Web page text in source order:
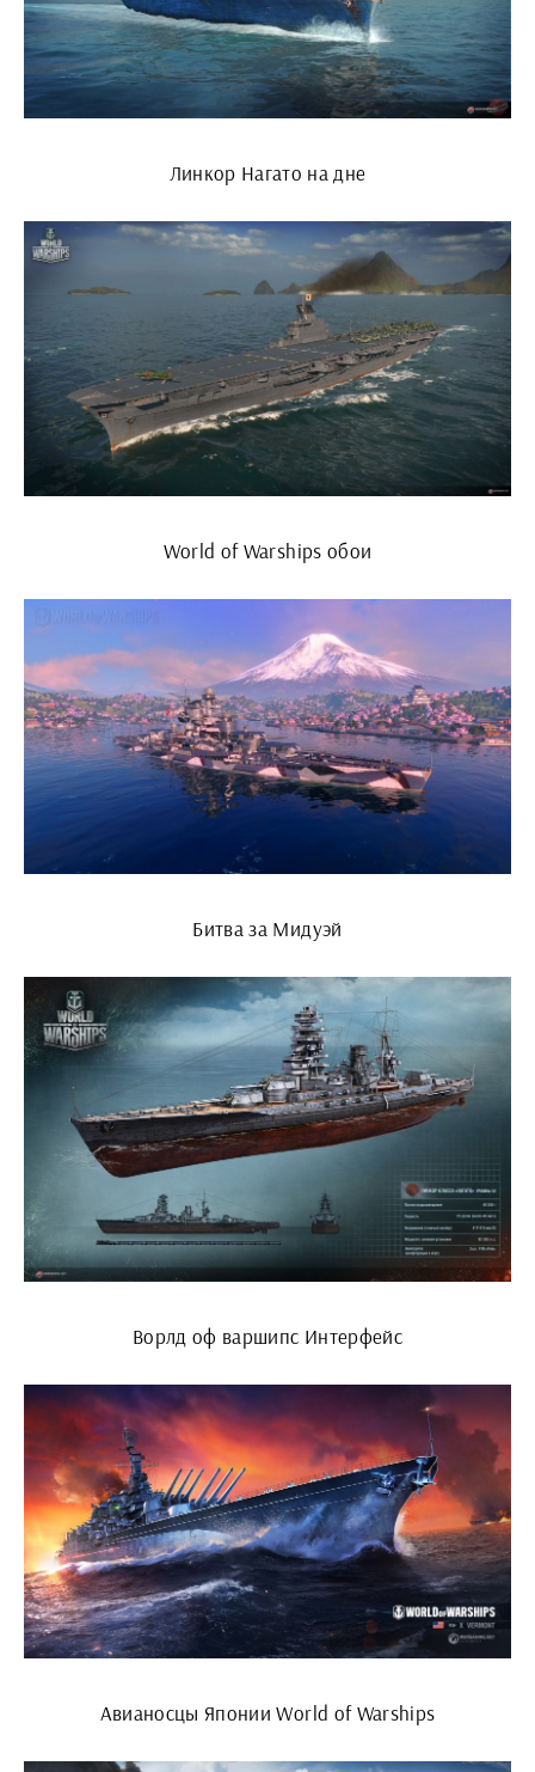
Линкор Нагато на дне
World of Warships обои
Битва за Мидуэй
Ворлд оф варшипс Интерфейс
Авианосцы Японии World of Warships